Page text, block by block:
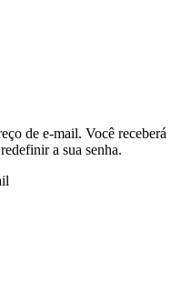
de e-mail. Você receberá
a sua senha.